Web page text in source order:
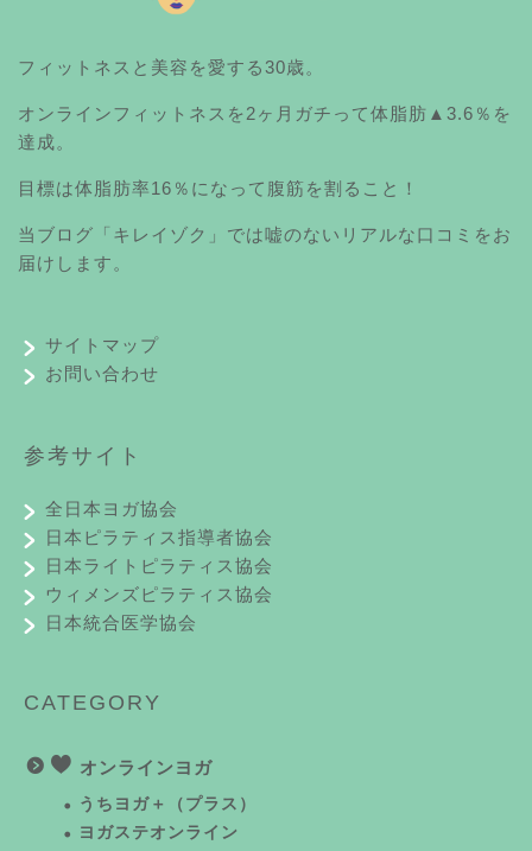
フィットネスと美容を愛する30歳。
オンラインフィットネスを2ヶ月ガチって体脂肪▲3.6％を
達成。
目標は体脂肪率16％になって腹筋を割ること！
当ブログ「キレイゾク」では嘘のないリアルな口コミをお
届けします。
サイトマップ
お問い合わせ
参考サイト
全日本ヨガ協会
日本ピラティス指導者協会
日本ライトピラティス協会
ウィメンズピラティス協会
日本統合医学協会
CATEGORY
オンラインヨガ
うちヨガ＋（プラス）
ヨガステオンライン